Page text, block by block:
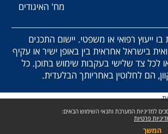
למדיניות המערכת ותנאי השימוש הבאים:
פרטיות
המשך
מח' האיגודים
ייעוץ רפואי או משפטי. יישום התכנים
בישראל אחראית בין באופן ישיר או עקיף
לכל צד שלישי בעקבות שימוש בתוכן. כל
הם לחלוטין באחריותך הבלעדית.